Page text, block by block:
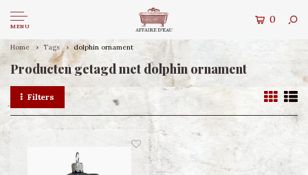
MENU
0
Home Tags dolphin ornament
Producten getagd met dolphin ornament
Filters